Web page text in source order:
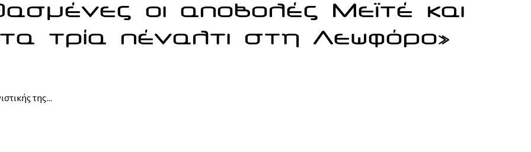
οι αποβολές Μεϊτέ και
τρία πέναλτι στη Λεωφόρο»
της…